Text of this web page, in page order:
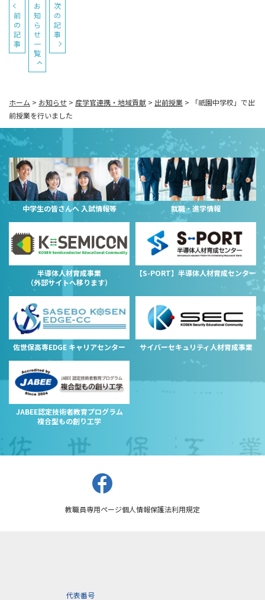
前
の
記
事
お
知
ら
せ
一
覧
次
の
記
事
ホーム > お知らせ > 産学官連携・地域貢献 > 出前授業 >
「祇園中学校」で出
前授業を行いました
中学生の皆さんへ 入試情報等 就職・進学情報
半導体人材育成事業
（外部サイトへ移ります）
【S-PORT】半導体人材育成センター
佐世保高専EDGE キャリアセンター サイバーセキュリティ人材育成事業
JABEE認定技術者教育プログラム
複合型もの創り工学
教職員専用ページ個人情報保護法利用規定
代表番号